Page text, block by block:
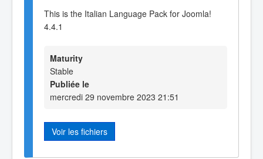
This is the Italian Language Pack for Joomla!
4.4.1
Maturity
Stable
Publiée le
mercredi 29 novembre 2023 21:51
Voir les fichiers